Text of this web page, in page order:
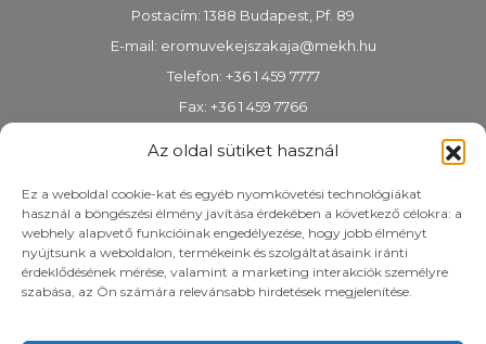
Az oldal sütiket használ
Ez a weboldal cookie-kat és egyéb nyomkövetési technológiákat
használ a böngészési élmény javítása érdekében a következő célokra: a
webhely alapvető funkcióinak engedélyezése, hogy jobb élményt
nyújtsunk a weboldalon, termékeink és szolgáltatásaink iránti
érdeklődésének mérése, valamint a marketing interakciók személyre
szabása, az Ön számára relevánsabb hirdetések megjelenítése.
Postacím: 1388 Budapest, Pf. 89
E-mail: eromuvekejszakaja@mekh.hu
Telefon: +36 1 459 7777
Fax: +36 1 459 7766